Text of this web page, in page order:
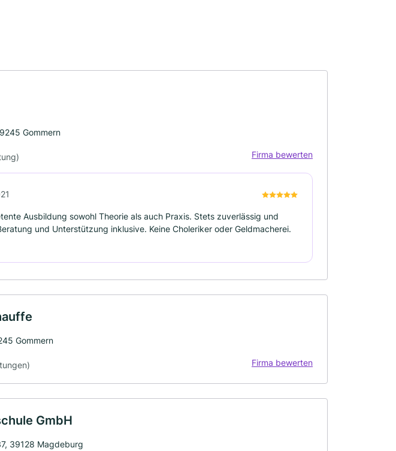
Gommern
Firma bewerten
Ausbildung sowohl Theorie als auch Praxis. Stets zuverlässig und
und Unterstützung inklusive. Keine Choleriker oder Geldmacherei.
Gommern
Firma bewerten
GmbH
39128 Magdeburg